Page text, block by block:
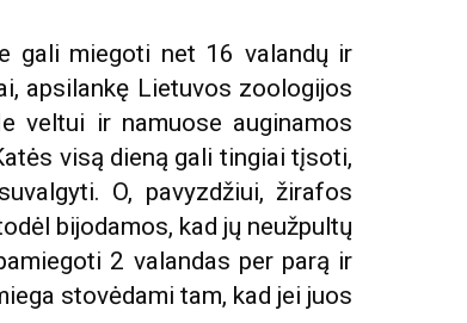
gali miegoti net 16 valandų ir
apsilankę Lietuvos zoologijos
veltui ir namuose auginamos
visą dieną gali tingiai tįsoti,
O, pavyzdžiui, žirafos
bijodamos, kad jų neužpultų
2 valandas per parą ir
stovėdami tam, kad jei juos